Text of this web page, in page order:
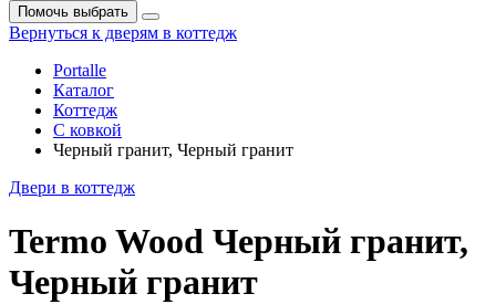
Помочь выбрать
Вернуться к дверям в коттедж
Portalle
Каталог
Коттедж
С ковкой
Черный гранит, Черный гранит
Двери в коттедж
Termo Wood Черный гранит,
Черный гранит